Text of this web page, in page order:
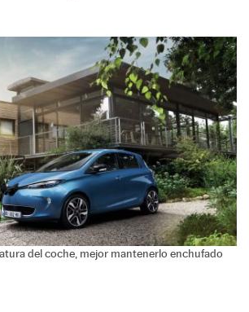
del coche, mejor mantenerlo enchufado